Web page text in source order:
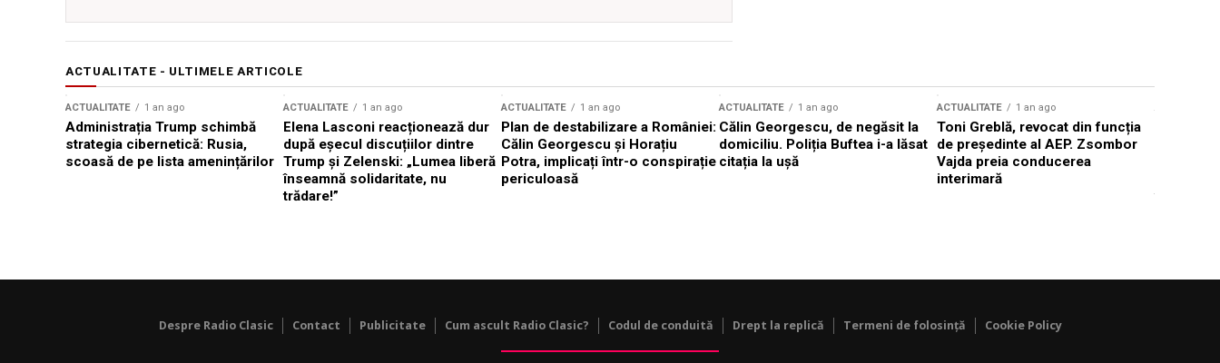
ACTUALITATE - ULTIMELE ARTICOLE
ACTUALITATE 1 an ago
Administrația Trump schimbă
strategia cibernetică: Rusia,
scoasă de pe lista amenințărilor
ACTUALITATE 1 an ago
Elena Lasconi reacționează dur
după eșecul discuțiilor dintre
Trump și Zelenski: „Lumea liberă
înseamnă solidaritate, nu
trădare!”
ACTUALITATE 1 an ago
Plan de destabilizare a României:
Călin Georgescu și Horațiu
Potra, implicați într-o conspirație
periculoasă
ACTUALITATE 1 an ago
Călin Georgescu, de negăsit la
domiciliu. Poliția Buftea i-a lăsat
citația la ușă
ACTUALITATE 1 an ago
Toni Greblă, revocat din funcția
de președinte al AEP. Zsombor
Vajda preia conducerea
interimară
Despre Radio Clasic Contact Publicitate Cum ascult Radio Clasic? Codul de conduită Drept la replică Termeni de folosință Cookie Policy